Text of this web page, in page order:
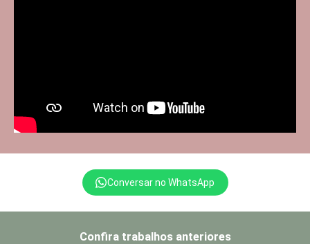
Conversar no WhatsApp
Confira trabalhos anteriores